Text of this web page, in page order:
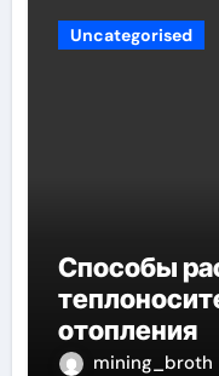
Uncategorised
Способы
отопления
mining_broth